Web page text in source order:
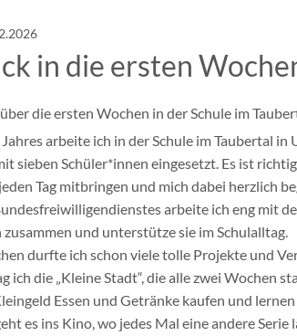
in die ersten
die ersten Wochen in der Schule im
arbeite ich in der Schule im Taubertal in
sieben Schüler*innen eingesetzt. Es ist
Tag mitbringen und mich dabei herzlich
arbeite ich eng mit
und unterstütze sie im Schulalltag.
durfte ich schon viele tolle Projekte und
ich die „Kleine Stadt“, die alle zwei Wochen
Essen und Getränke kaufen und
es ins Kino, wo jedes Mal eine andere Serie